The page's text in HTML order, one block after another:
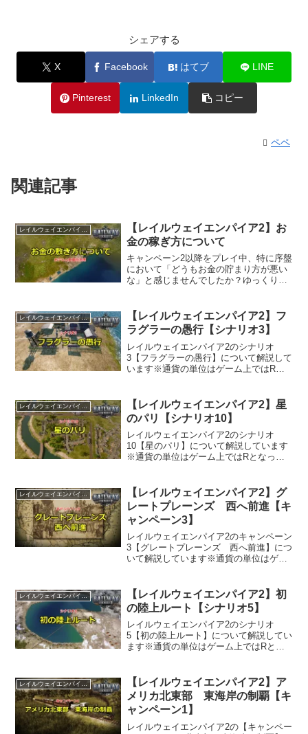
シェアする
X Facebook はてブ LINE
Pinterest LinkedIn コピー
ペペ
関連記事
レイルウェイエンパイア2
【レイルウェイエンパイア2】お
金の稼ぎ方について
キャンペーン2以降をプレイ中、特に序盤
において「どうもお金の貯まり方が悪い
な」と感じませんでしたか？ゆっくりで
間があり（どの程度時間があるかはゲー
ム内で確認できない）、...
レイルウェイエンパイア2
【レイルウェイエンパイア2】フ
ラグラーの愚行【シナリオ3】
レイルウェイエンパイア2のシナリオ
3【フラグラーの愚行】について解説して
います※通貨の単位はゲーム上ではRと
【レイルウェイエンパイア2】星
のパリ【シナリオ10】
レイルウェイエンパイア2のシナリオ
10【星のパリ】について解説しています
※通貨の単位はゲーム上ではRとなって
【レイルウェイエンパイア2】グ
レートプレーンズ 西へ前進【キ
ャンペーン3】
レイルウェイエンパイア2のキャンペーン
3【グレートプレーンズ 西へ前進】につ
いて解説しています※通貨の単位はゲー
レイルウェイエンパイア2
【レイルウェイエンパイア2】初
の陸上ルート【シナリオ5】
レイルウェイエンパイア2のシナリオ
5【初の陸上ルート】について解説してい
ます※通貨の単位はゲーム上ではRとな
ノース・ブラットとスーフォールズを鉄
道網に繋げる1週間あた...
レイルウェイエンパイア2
【レイルウェイエンパイア2】ア
メリカ北東部 東海岸の制覇【キ
ャンペーン1】
レイルウェイエンパイア2の【キャンペー